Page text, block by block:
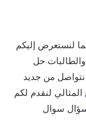
لنستعرض إليكم
حل
نتواصل من جديد
المثالي لنقدم لكم
سوال